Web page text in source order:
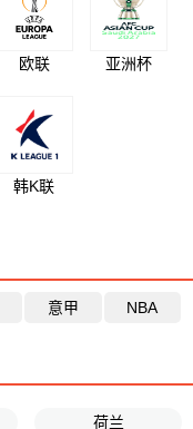
欧联 亚洲杯
韩K联
意甲 NBA
荷兰